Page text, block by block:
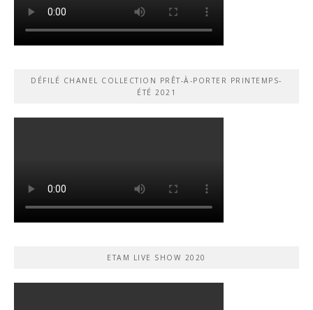
DÉFILÉ CHANEL COLLECTION PRÊT-À-PORTER PRINTEMPS-
ÉTÉ 2021
ETAM LIVE SHOW 2020